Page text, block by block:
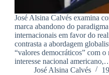
José Alsina Calvés examina
marca abandono do
internacionais em favor do
contrasta a abordagem
“valores democráticos” com
interesse nacional
José Alsina Calvés